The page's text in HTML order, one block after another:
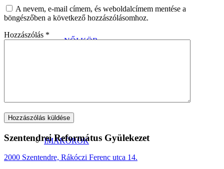
NŐI KÖR
IMAKÖRÖK
A nevem, e-mail címem, és weboldalcímem mentése a
böngészőben a következő hozzászólásomhoz.
Hozzászólás *
Szentendrei Református Gyülekezet
2000 Szentendre, Rákóczi Ferenc utca 14.